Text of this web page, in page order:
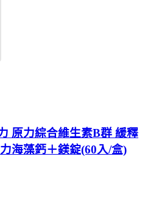
原力綜合維生素B群 緩釋
海藻鈣＋鎂錠(60入/盒)